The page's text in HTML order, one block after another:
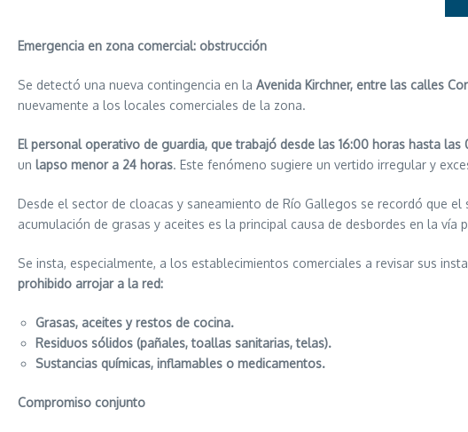
Emergencia en zona comercial: obstrucción
Se detectó una nueva contingencia en la Avenida Kirchner, entre las calles
nuevamente a los locales comerciales de la zona.
El personal operativo de guardia, que trabajó desde las 16:00 horas hasta
un lapso menor a 24 horas. Este fenómeno sugiere un vertido irregular y
Desde el sector de cloacas y saneamiento de Río Gallegos se recordó que
acumulación de grasas y aceites es la principal causa de desbordes en la
Se insta, especialmente, a los establecimientos comerciales a revisar sus
prohibido arrojar a la red:
Grasas, aceites y restos de cocina.
Residuos sólidos (pañales, toallas sanitarias, telas).
Sustancias químicas, inflamables o medicamentos.
Compromiso conjunto